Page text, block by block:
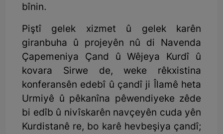
bînin.
Piştî gelek xizmet û gelek karên
giranbuha û projeyên nû di Navenda
Çapemeniya Çand û Wêjeya Kurdî û
kovara Sirwe de, weke rêkxistina
konferansên edebî û çandî ji Îlamê heta
Urmiyê û pêkanîna pêwendiyeke zêde
bi edîb û nivîskarên navçeyên cuda yên
Kurdistanê re, bo karê hevbeşiya çandî;